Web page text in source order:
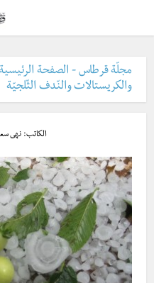
مجلّة قرطاس - الصفحة
والكريستالات والنّدف الثّلجيّة
الكاتب:نهى